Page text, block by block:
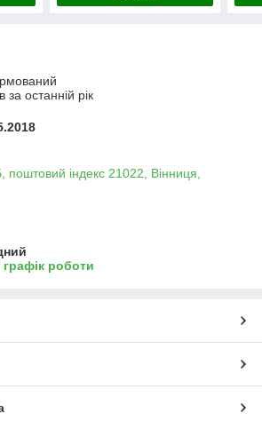
за останній рік
поштовий індекс 21022, Вінниця,
роботи